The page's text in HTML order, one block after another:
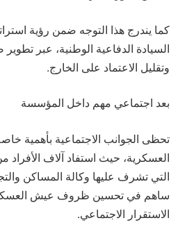
كما يندرج هذا التوجه ضمن رؤية
السيادة الدفاعية الوطنية، عبر
وتقليل الاعتماد على الخارج.
بعد اجتماعي مهم داخل المؤسسة
تحظى الجوانب الاجتماعية بأهمية
العسكرية، حيث استفاد آلاف
التي تشرف عليها وكالة المساكن
ساهم في تحسين ظروف عيش
الاستقرار الاجتماعي.